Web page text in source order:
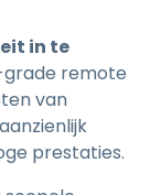
in te
remote
van
prestaties.